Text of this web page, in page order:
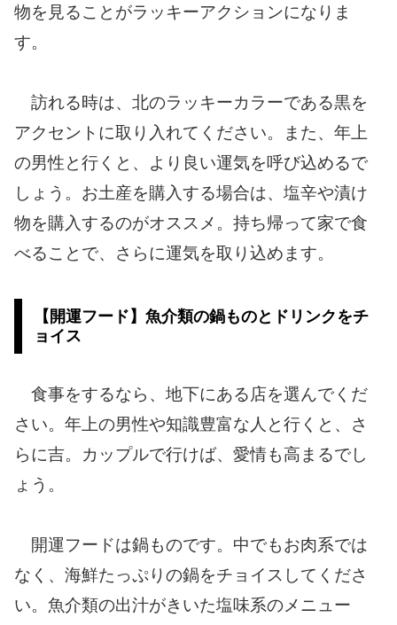
物を見ることがラッキーアクションになりま
す。
訪れる時は、北のラッキーカラーである黒を
アクセントに取り入れてください。また、年上
の男性と行くと、より良い運気を呼び込めるで
しょう。お土産を購入する場合は、塩辛や漬け
物を購入するのがオススメ。持ち帰って家で食
べることで、さらに運気を取り込めます。
【開運フード】魚介類の鍋ものとドリンクをチ
ョイス
食事をするなら、地下にある店を選んでくだ
さい。年上の男性や知識豊富な人と行くと、さ
らに吉。カップルで行けば、愛情も高まるでし
ょう。
開運フードは鍋ものです。中でもお肉系では
なく、海鮮たっぷりの鍋をチョイスしてくださ
い。魚介類の出汁がきいた塩味系のメニュー